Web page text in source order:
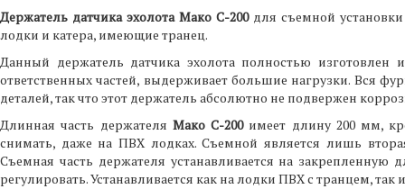
Держатель датчика эхолота Мако С-200для съемной
лодки и катера, имеющие транец.
Данный держатель датчика эхолота полностью
ответственных частей, выдерживает большие нагрузки. Вся
деталей, так что этот держатель абсолютно не подвержен
Длинная часть держателя Мако С-200имеет длину 200 мм,
снимать, даже на ПВХ лодках. Съемной является лишь
Съемная часть держателя устанавливается на
регулировать. Устанавливается как на лодки ПВХ с транцем,